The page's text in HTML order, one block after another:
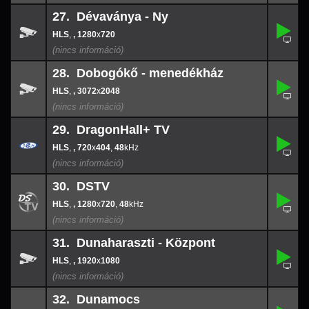
27.
27. Dévaványa - Ny
, , 1280x720
,
1280x
28.
28. Dobogókő - menedékház
, , 3072x2048
,
3072x
29.
29. DragonHall+ TV
, , 720x404, 48 x404
30.
30. DSTV
, , 1280x720, 48
1280x
31.
31. Dunaharaszti - Központ
, , 1920x1080
,
1920x
32. Dunamocs